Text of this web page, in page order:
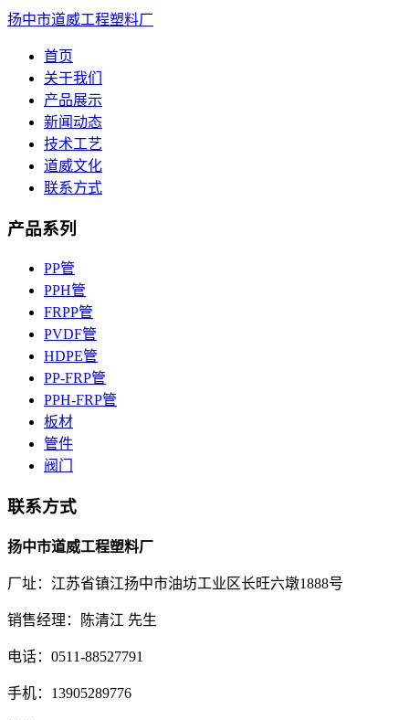
扬中市道威工程塑料厂
首页
关于我们
产品展示
新闻动态
技术工艺
道威文化
联系方式
产品系列
PP管
PPH管
FRPP管
PVDF管
HDPE管
PP-FRP管
PPH-FRP管
板材
管件
阀门
联系方式
扬中市道威工程塑料厂
厂址：江苏省镇江扬中市油坊工业区长旺六墩1888号
销售经理：陈清江 先生
电话：0511-88527791
手机：13905289776